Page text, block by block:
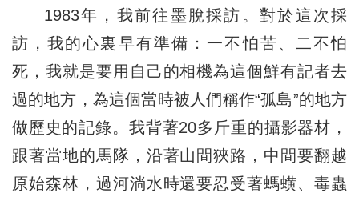
1983年，我前往墨脫採訪。對於這次採
訪，我的心裏早有準備：一不怕苦、二不怕
死，我就是要用自己的相機為這個鮮有記者去
過的地方，為這個當時被人們稱作“孤島”的地方
做歷史的記錄。我背著20多斤重的攝影器材，
跟著當地的馬隊，沿著山間狹路，中間要翻越
原始森林，過河淌水時還要忍受著螞蟥、毒蟲